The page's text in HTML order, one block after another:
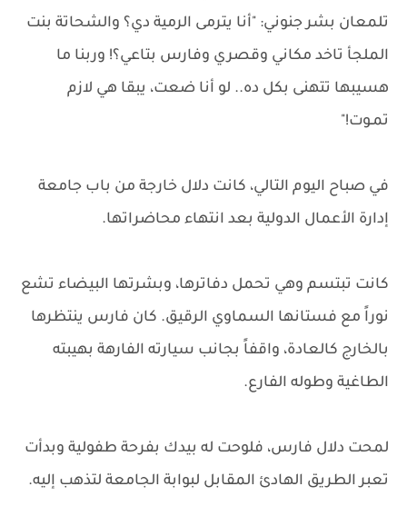
تلمعان بشر جنوني: "أنا يترمى الرمية دي؟ والشحاتة بنت
الملجأ تاخد مكاني وقصري وفارس بتاعي؟! وربنا ما
هسيبها تتهنى بكل ده.. لو أنا ضعت، يبقا هي لازم
تمـوت!"
في صباح اليوم التالي، كانت دلال خارجة من باب جامعة
إدارة الأعمال الدولية بعد انتهاء محاضراتها.
كانت تبتسم وهي تحمل دفاترها، وبشرتها البيضاء تشع
نوراً مع فستانها السماوي الرقيق. كان فارس ينتظرها
بالخارج كالعادة، واقفاً بجانب سيارته الفارهة بهيبته
الطاغية وطوله الفارع.
لمحت دلال فارس، فلوحت له بيدك بفرحة طفولية وبدأت
تعبر الطريق الهادئ المقابل لبوابة الجامعة لتذهب إليه.